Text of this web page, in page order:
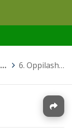
Esiopetuksen opetussuunnitelma 6. Oppilashuolto